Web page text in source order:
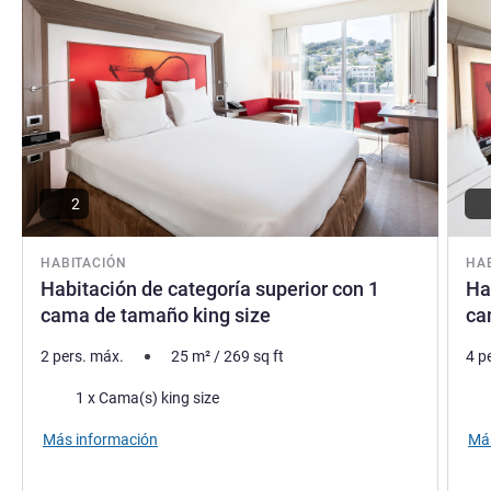
HABITACIÓN
Habitación de categoría superior con 1
cama de tamaño king size
2
2 pers. máx. 25 m²/269 sq ft
Ropa de cama
1 x Cama(s) king size
Más información
4